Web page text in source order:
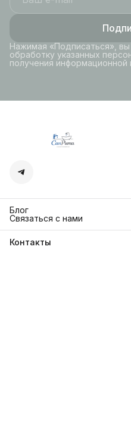
Нажимая «Подписаться»,
обработку указанных
получения информационной
Блог
Связаться с нами
Контакты